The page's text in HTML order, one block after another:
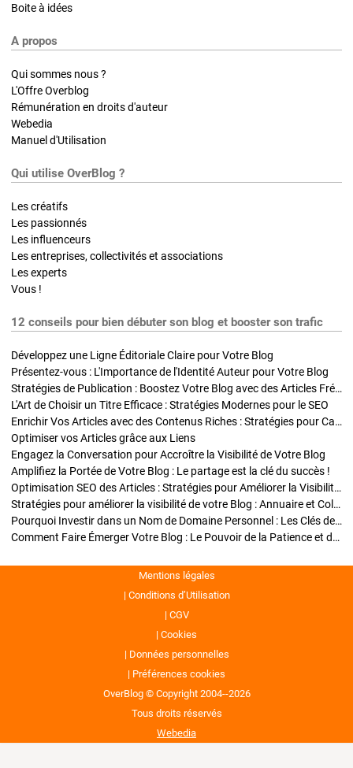
Boite à idées
A propos
Qui sommes nous ?
L'Offre Overblog
Rémunération en droits d'auteur
Webedia
Manuel d'Utilisation
Qui utilise OverBlog ?
Les créatifs
Les passionnés
Les influenceurs
Les entreprises, collectivités et associations
Les experts
Vous !
12 conseils pour bien débuter son blog et booster son trafic
Développez une Ligne Éditoriale Claire pour Votre Blog
Présentez-vous : L'Importance de l'Identité Auteur pour Votre Blog
Stratégies de Publication : Boostez Votre Blog avec des Articles Fréquents et Exclusifs
L'Art de Choisir un Titre Efficace : Stratégies Modernes pour le SEO
Enrichir Vos Articles avec des Contenus Riches : Stratégies pour Captiver et Optimiser
Optimiser vos Articles grâce aux Liens
Engagez la Conversation pour Accroître la Visibilité de Votre Blog
Amplifiez la Portée de Votre Blog : Le partage est la clé du succès !
Optimisation SEO des Articles : Stratégies pour Améliorer la Visibilité de Votre Blog
Stratégies pour améliorer la visibilité de votre Blog : Annuaire et Collaborations
Pourquoi Investir dans un Nom de Domaine Personnel : Les Clés de la Réussite de Votre Blog
Comment Faire Émerger Votre Blog : Le Pouvoir de la Patience et de la Persévérance
Mentions légales
Conditions d’Utilisation
CGV
Cookies
Données personnelles
Préférences cookies
OverBlog © Copyright 2004--2026
Tous droits réservés
Webedia